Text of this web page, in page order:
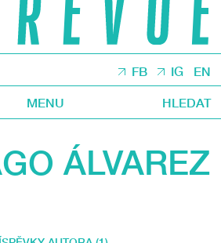
FB IG EN
MENU HLEDAT
ÁLVAREZ